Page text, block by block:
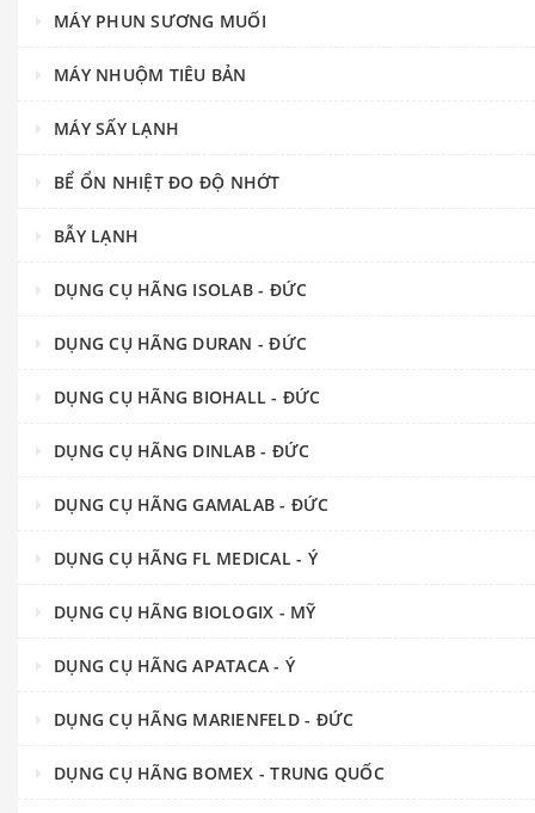
MÁY PHUN SƯƠNG MUỐI
MÁY NHUỘM TIÊU BẢN
MÁY SẤY LẠNH
BỂ ỔN NHIỆT ĐO ĐỘ NHỚT
BẪY LẠNH
DỤNG CỤ HÃNG ISOLAB - ĐỨC
DỤNG CỤ HÃNG DURAN - ĐỨC
DỤNG CỤ HÃNG BIOHALL - ĐỨC
DỤNG CỤ HÃNG DINLAB - ĐỨC
DỤNG CỤ HÃNG GAMALAB - ĐỨC
DỤNG CỤ HÃNG FL MEDICAL - Ý
DỤNG CỤ HÃNG BIOLOGIX - MỸ
DỤNG CỤ HÃNG APATACA - Ý
DỤNG CỤ HÃNG MARIENFELD - ĐỨC
DỤNG CỤ HÃNG BOMEX - TRUNG QUỐC